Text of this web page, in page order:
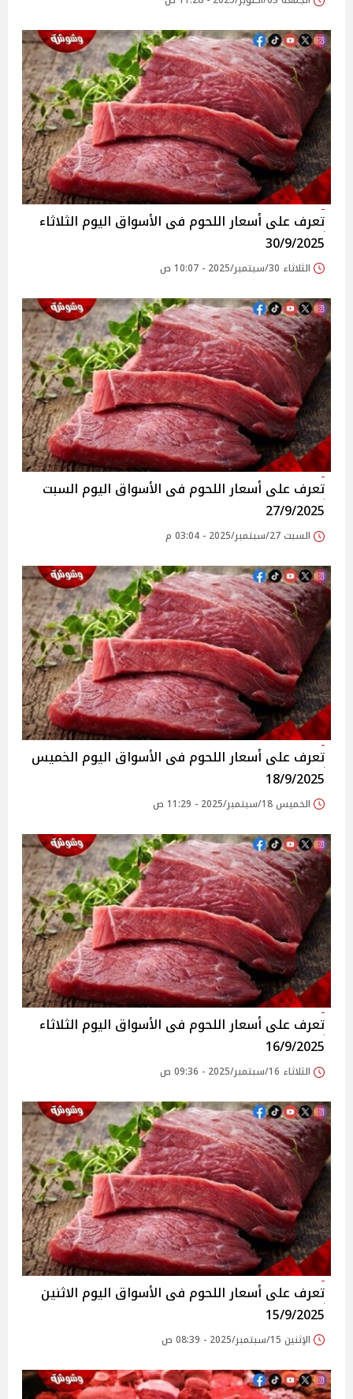
تعرف على أسعار اللحوم فى الأسواق‎‎ اليوم الثلاثاء
30/9/2025
الثلاثاء 30/سبتمبر/2025 - 10:07 ص
تعرف على أسعار اللحوم فى الأسواق‎‎ اليوم السبت
27/9/2025
السبت 27/سبتمبر/2025 - 03:04 م
تعرف على أسعار اللحوم فى الأسواق‎‎ اليوم الخميس
18/9/2025
الخميس 18/سبتمبر/2025 - 11:29 ص
تعرف على أسعار اللحوم فى الأسواق‎‎ اليوم الثلاثاء
16/9/2025
الثلاثاء 16/سبتمبر/2025 - 09:36 ص
تعرف على أسعار اللحوم فى الأسواق‎‎ اليوم الاثنين
15/9/2025
الإثنين 15/سبتمبر/2025 - 08:39 ص